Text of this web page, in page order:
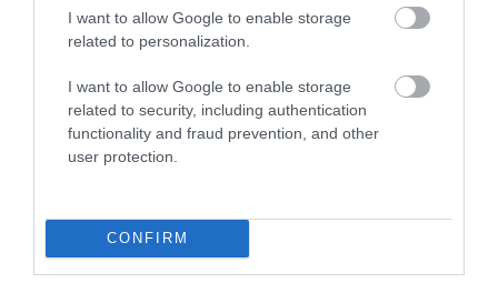
I want to allow Google to enable storage
related to personalization.
I want to allow Google to enable storage
related to security, including authentication
functionality and fraud prevention, and other
user protection.
CONFIRM
holdkerülés közben több alkalommal is…